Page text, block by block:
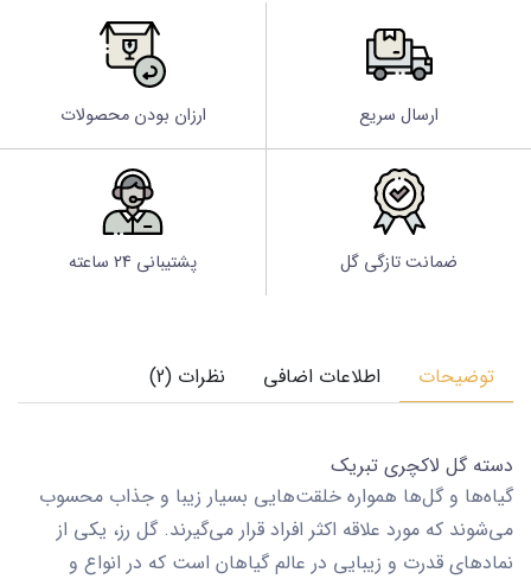
ارسال سریع ارزان بودن محصولات
ضمانت تازگی گل پشتیبانی 24 ساعته
توضیحات اطلاعات اضافی نظرات (2)
دسته گل لاکچری تبریک
گیاه‌ها و گل‌ها همواره خلقت‌هایی بسیار زیبا و جذاب محسوب
می‌شوند که مورد علاقه اکثر افراد قرار می‌گیرند. گل رز، یکی از
نمادهای قدرت و زیبایی در عالم گیاهان است که در انواع و